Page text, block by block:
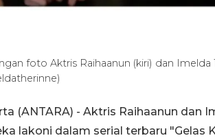
foto Aktris Raihaanun (kiri) dan
(ANTARA) - Aktris Raihaanun dan
lakoni dalam serial terbaru "Gelas